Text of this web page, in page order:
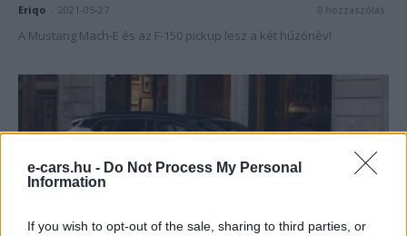
e-cars.hu - Do Not Process My Personal
Information
If you wish to opt-out of the sale, sharing to third parties, or
Eriqo 2021-05-27 0 hozzászólás
A Mustang Mach-E és az F-150 pickup lesz a két húzónév!